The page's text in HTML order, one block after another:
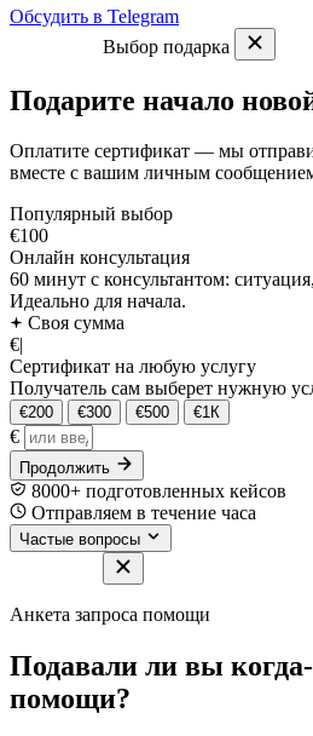
Обсудить в Telegram
Выбор подарка
Подарите начало
Оплатите сертификат — мы
вместе с вашим личным
Популярный выбор
€100
Онлайн консультация
60 минут с консультантом:
Идеально для начала.
Своя сумма
€
Сертификат на любую услугу
Получатель сам выберет нужную
€200 €300 €500 €1К
€
Продолжить
8000+ подготовленных кейсов
Отправляем в течение часа
Частые вопросы
Анкета запроса помощи
Подавали ли вы когда-
помощи?